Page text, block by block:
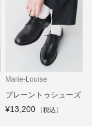
Marie-Louise
プレーントゥシューズ
¥13,200